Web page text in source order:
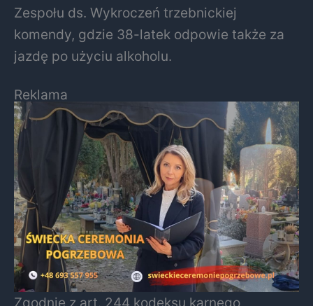
Zespołu ds. Wykroczeń trzebnickiej
komendy, gdzie 38-latek odpowie także za
jazdę po użyciu alkoholu.
Reklama